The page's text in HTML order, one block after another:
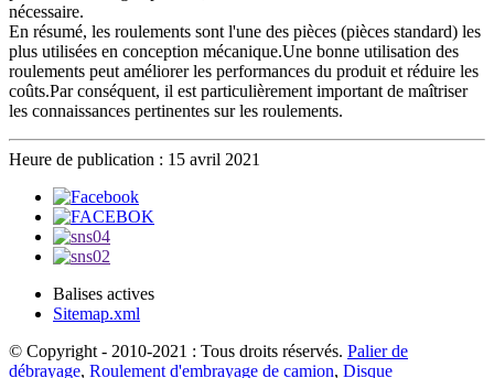
nécessaire.
En résumé, les roulements sont l'une des pièces (pièces standard) les
plus utilisées en conception mécanique.Une bonne utilisation des
roulements peut améliorer les performances du produit et réduire les
coûts.Par conséquent, il est particulièrement important de maîtriser
les connaissances pertinentes sur les roulements.
Heure de publication : 15 avril 2021
Balises actives
Sitemap.xml
© Copyright - 2010-2021 : Tous droits réservés. Palier de
débrayage, Roulement d'embrayage de camion, Disque